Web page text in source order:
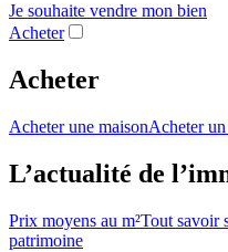
Je souhaite vendre mon bien
Acheter
Acheter
Acheter une maisonAcheter
L’actualité de
Prix moyens au m²Tout savoir
patrimoine